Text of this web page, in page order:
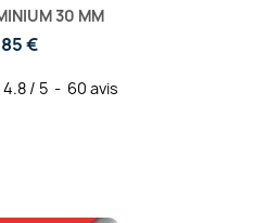
30 MM
€
4.8 / 5 - 60 avis